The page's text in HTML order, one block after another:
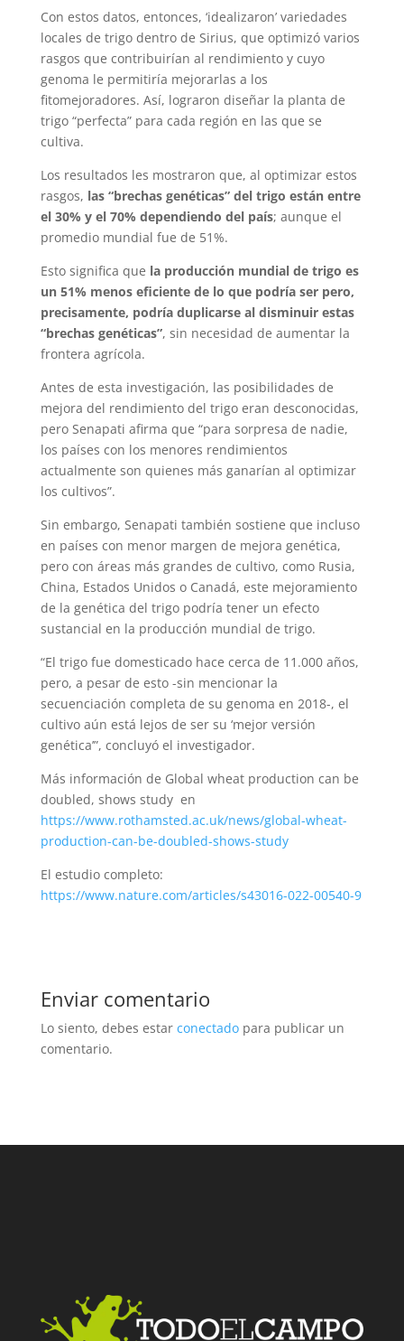
Con estos datos, entonces, ‘idealizaron’ variedades
locales de trigo dentro de Sirius, que optimizó varios
rasgos que contribuirían al rendimiento y cuyo
genoma le permitiría mejorarlas a los
fitomejoradores. Así, lograron diseñar la planta de
trigo “perfecta” para cada región en las que se
cultiva.
Los resultados les mostraron que, al optimizar estos
rasgos, las “brechas genéticas” del trigo están entre
el 30% y el 70% dependiendo del país; aunque el
promedio mundial fue de 51%.
Esto significa que la producción mundial de trigo es
un 51% menos eficiente de lo que podría ser pero,
precisamente, podría duplicarse al disminuir estas
“brechas genéticas”, sin necesidad de aumentar la
frontera agrícola.
Antes de esta investigación, las posibilidades de
mejora del rendimiento del trigo eran desconocidas,
pero Senapati afirma que “para sorpresa de nadie,
los países con los menores rendimientos
actualmente son quienes más ganarían al optimizar
los cultivos”.
Sin embargo, Senapati también sostiene que incluso
en países con menor margen de mejora genética,
pero con áreas más grandes de cultivo, como Rusia,
China, Estados Unidos o Canadá, este mejoramiento
de la genética del trigo podría tener un efecto
sustancial en la producción mundial de trigo.
“El trigo fue domesticado hace cerca de 11.000 años,
pero, a pesar de esto -sin mencionar la
secuenciación completa de su genoma en 2018-, el
cultivo aún está lejos de ser su ‘mejor versión
genética’”, concluyó el investigador.
Más información de Global wheat production can be
doubled, shows study en
https://www.rothamsted.ac.uk/news/global-wheat-
production-can-be-doubled-shows-study
El estudio completo:
https://www.nature.com/articles/s43016-022-00540-9
Enviar comentario
Lo siento, debes estar conectadopara publicar un
comentario.
Facebook